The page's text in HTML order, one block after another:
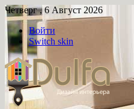
Четверг , 6 Август 2026
Войти
Switch skin